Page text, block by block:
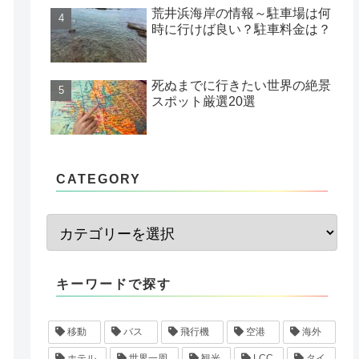
荒井浜海岸の情報～駐車場は何
時に行けば良い？駐車料金は？
死ぬまでに行きたい世界の絶景
スポット厳選20選
CATEGORY
キーワードで探す
移動 バス 飛行機 空港 海外